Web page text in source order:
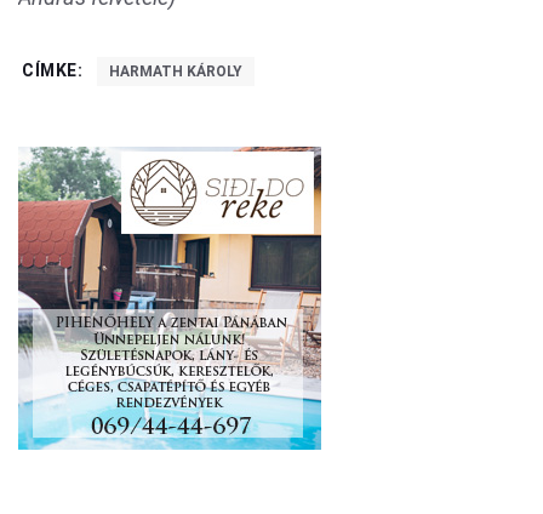
CÍMKE: HARMATH KÁROLY